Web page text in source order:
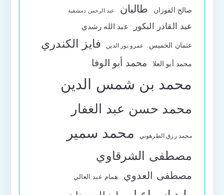
صالح الفوزان طالبان عبد الرحمن دمشقية
عبد القادر البكور عبد الله رشدي
عثمان الخميس عمرو نور الدين فايز الكندري
محمد أبو العلا محمد أبو الوفا
محمد بن شمس الدين
محمد حسن عبد الغفار
محمد رزق الطرهوني محمد سمير
مصطفى الشرقاوي
مصطفى العدوي همام عبد العالي